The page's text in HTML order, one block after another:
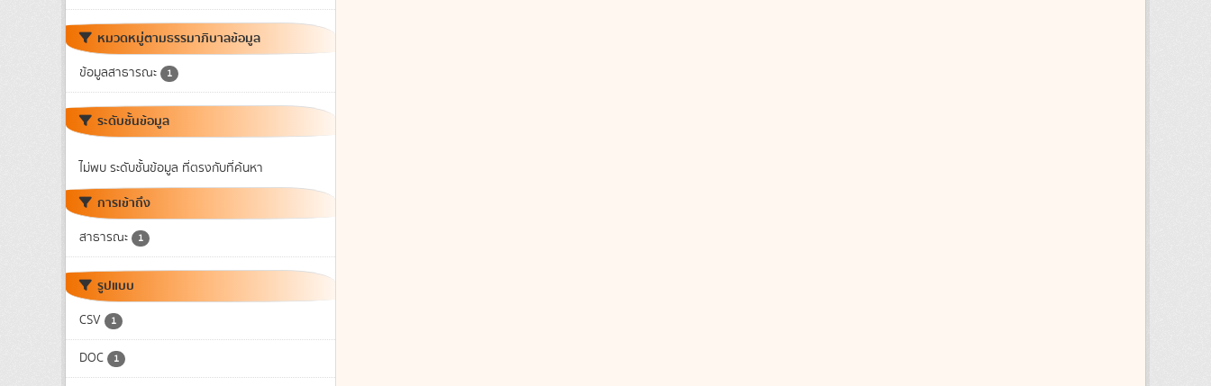
หมวดหมู่ตามธรรมาภิบาลข้อมูล
ข้อมูลสาธารณะ 1
ระดับชั้นข้อมูล
ไม่พบ ระดับชั้นข้อมูล ที่ตรงกับที่ค้นหา
การเข้าถึง
สาธารณะ 1
รูปแบบ
CSV 1
DOC 1